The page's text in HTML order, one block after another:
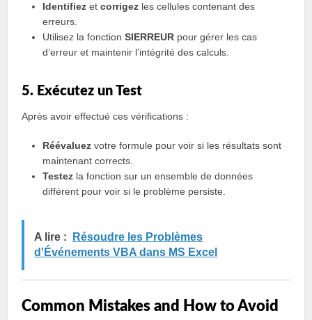
Identifiez etcorrigez les cellules contenant des
erreurs.
Utilisez la fonctionSIERREUR pour gérer les cas
d’erreur et maintenir l’intégrité des calculs.
5. Exécutez un Test
Après avoir effectué ces vérifications :
Réévaluez votre formule pour voir si les résultats sont
maintenant corrects.
Testez la fonction sur un ensemble de données
différent pour voir si le problème persiste.
A lire :
Résoudre les Problèmes
d'Événements VBA dans MS Excel
Common Mistakes and How to Avoid